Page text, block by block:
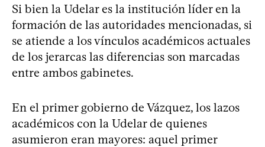
Si bien la Udelar es la institución líder en la
formación de las autoridades mencionadas, si
se atiende a los vínculos académicos actuales
de los jerarcas las diferencias son marcadas
entre ambos gabinetes.
En el primer gobierno de Vázquez, los lazos
académicos con la Udelar de quienes
asumieron eran mayores: aquel primer